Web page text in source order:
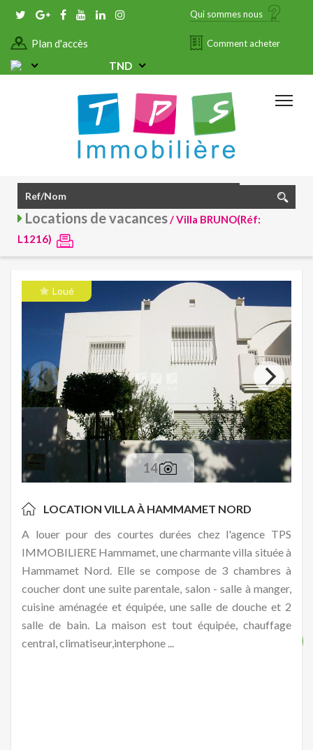
Qui sommes nous
Plan d'accès Comment acheter
TND
Locations de vacances/ Villa BRUNO(Réf:
L1216)
Loué
14
LOCATION VILLA À HAMMAMET NORD
A louer pour des courtes durées chez l'agence TPS
IMMOBILIERE Hammamet, une charmante villa située à
Hammamet Nord. Elle se compose de 3 chambres à
coucher dont une suite parentale, salon - salle à manger,
cuisine aménagée et équipée, une salle de douche et 2
salle de bain. La maison est tout équipée, chauffage
central, climatiseur,interphone ...